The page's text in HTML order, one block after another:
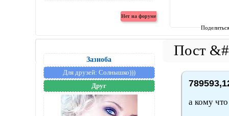
Зазноба
Для друзей: Солнышко)))
Друг
а кому